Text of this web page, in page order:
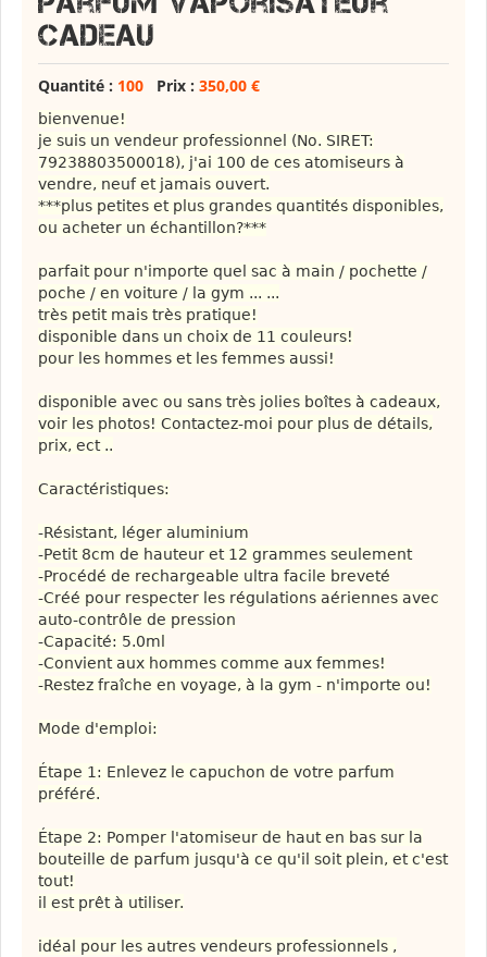
cadeau
Quantité : 100 Prix : 350,00 €
bienvenue!
je suis un vendeur professionnel (No. SIRET:
79238803500018), j'ai 100 de ces atomiseurs à
vendre, neuf et jamais ouvert.
***plus petites et plus grandes quantités disponibles,
ou acheter un échantillon?***
parfait pour n'importe quel sac à main / pochette /
poche / en voiture / la gym ... ...
très petit mais très pratique!
disponible dans un choix de 11 couleurs!
pour les hommes et les femmes aussi!
disponible avec ou sans très jolies boîtes à cadeaux,
voir les photos! Contactez-moi pour plus de détails,
prix, ect ..
Caractéristiques:
-Résistant, léger aluminium
-Petit 8cm de hauteur et 12 grammes seulement
-Procédé de rechargeable ultra facile breveté
-Créé pour respecter les régulations aériennes avec
auto-contrôle de pression
-Capacité: 5.0ml
-Convient aux hommes comme aux femmes!
-Restez fraîche en voyage, à la gym - n'importe ou!
Mode d'emploi:
Étape 1: Enlevez le capuchon de votre parfum
préféré.
Étape 2: Pomper l'atomiseur de haut en bas sur la
bouteille de parfum jusqu'à ce qu'il soit plein, et c'est
tout!
il est prêt à utiliser.
idéal pour les autres vendeurs professionnels ,